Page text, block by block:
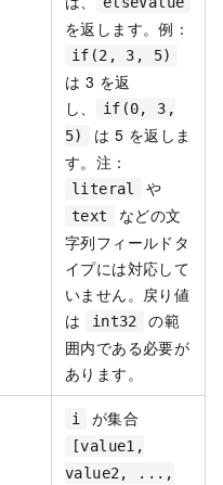
を返します。例：
if(2, 3, 5)
は 3 を返
し、
if(0, 3,
5)
は 5 を返しま
す。注：
literal や
text
などの文
字列フィールドタ
イプには対応して
いません。戻り値
は
int32
の範
囲内である必要が
あります。
i が集合
[value1,
value2, ...,